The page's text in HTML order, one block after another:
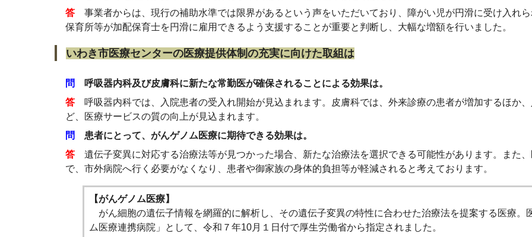
答
事業者からは、現行の補助水準では限界があるという声をいただいており、障がい児が円滑に受け入れ
保育所等が加配保育士を円滑に雇用できるよう支援することが重要と判断し、大幅な増額を行いました。
いわき市医療センターの医療提供体制の充実に向けた取組は
問
呼吸器内科及び皮膚科に新たな常勤医が確保されることによる効果は。
答
呼吸器内科では、入院患者の受入れ開始が見込まれます。皮膚科では、外来診療の患者が増加するほか
ど、医療サービスの質の向上が見込まれます。
問
患者にとって、がんゲノム医療に期待できる効果は。
答
遺伝子変異に対応する治療法等が見つかった場合、新たな治療法を選択できる可能性があります。また
で、市外病院へ行く必要がなくなり、患者や御家族の身体的負担等が軽減されると考えております。
【がんゲノム医療】
がん細胞の遺伝子情報を網羅的に解析し、その遺伝子変異の特性に合わせた治療法を提案する医療。
ム医療連携病院」として、令和７年10月１日付で厚生労働省から指定されました。